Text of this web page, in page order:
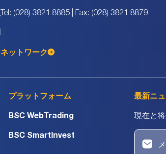
Tel: (028) 3821 8885 | Fax: (028) 3821 8879
ネットワーク
プラットフォーム
BSC WebTrading
BSC SmartInvest
最新ニ
現在と